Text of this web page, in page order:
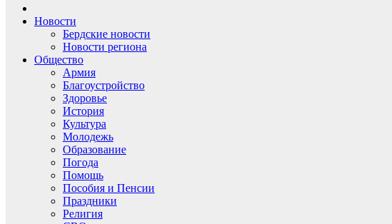
Новости
Бердские новости
Новости региона
Общество
Армия
Благоустройство
Здоровье
История
Культура
Молодежь
Образование
Погода
Помощь
Пособия и Пенсии
Праздники
Религия